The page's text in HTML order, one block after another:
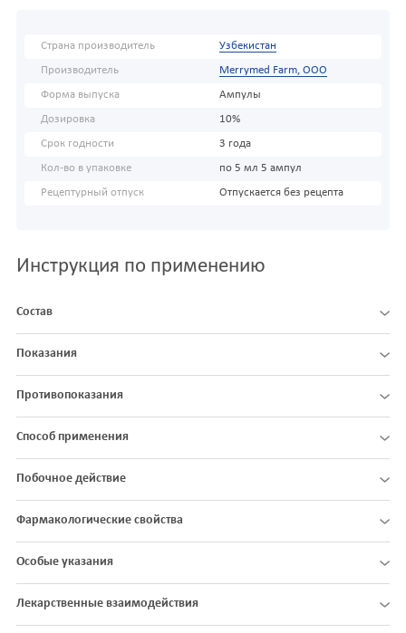
Страна производитель Узбекистан
Производитель Merrymed Farm, ООО
Форма выпуска Ампулы
Дозировка 10%
Срок годности 3 года
Кол-во в упаковке по 5 мл 5 ампул
Рецептурный отпуск Отпускается без рецепта
Инструкция по применению
Состав
Показания
Противопоказания
Способ применения
Побочное действие
Фармакологические свойства
Особые указания
Лекарственные взаимодействия